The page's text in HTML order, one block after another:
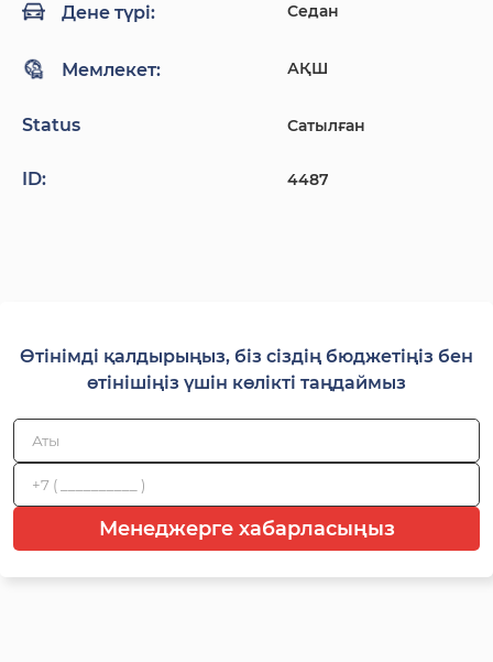
Дене түрі: Седан
Мемлекет: АҚШ
Status Сатылған
ID: 4487
Өтінімді қалдырыңыз, біз сіздің бюджетіңіз бен
өтінішіңіз үшін көлікті таңдаймыз
Менеджерге хабарласыңыз